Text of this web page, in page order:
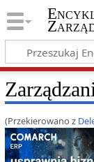
(Przekierowano z